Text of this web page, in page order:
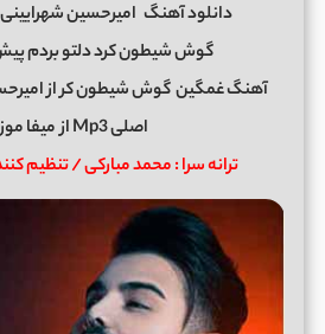
دانلود آهنگ امیرحسین شهرایینی
گوش شیطون کرد دلتو بردم
آهنگ غمگینگوش شیطون کراز
اصلی Mp3 از
میفا
ترانه سرا : محمد مبارکی / تنظیم